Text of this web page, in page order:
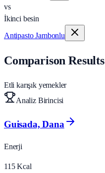
vs
İkinci besin
Antipasto Jambonlu
Comparison Results
Etli karışık yemekler
Analiz Birincisi
Guisada, Dana
Enerji
115 Kcal